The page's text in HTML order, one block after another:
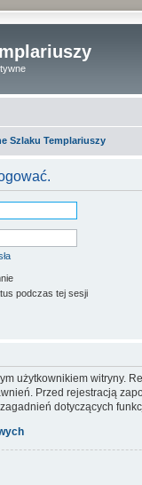
Szlaku Templariuszy
podczas tej sesji
użytkownikiem witryny.
Przed rejestracją
dotyczących